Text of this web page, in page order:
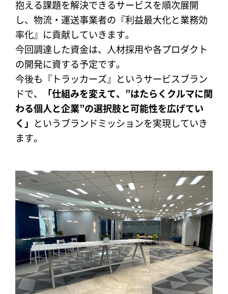
抱える課題を解決できるサービスを順次展開
し、物流・運送事業者の『利益最大化と業務効
率化』に貢献していきます。
今回調達した資金は、人材採用や各プロダクト
の開発に資する予定です。
今後も『トラッカーズ』というサービスブラン
ドで、
「仕組みを変えて、”はたらくクルマに関
わる個人と企業”の選択肢と可能性を広げてい
く」
というブランドミッションを実現していき
ます。